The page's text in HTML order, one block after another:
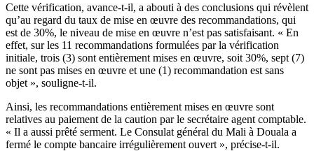
Cette vérification, avance-t-il, a abouti à des conclusions qui révèlent
qu’au regard du taux de mise en œuvre des recommandations, qui
est de 30%, le niveau de mise en œuvre n’est pas satisfaisant. « En
effet, sur les 11 recommandations formulées par la vérification
initiale, trois (3) sont entièrement mises en œuvre, soit 30%, sept (7)
ne sont pas mises en œuvre et une (1) recommandation est sans
objet », souligne-t-il.
Ainsi, les recommandations entièrement mises en œuvre sont
relatives au paiement de la caution par le secrétaire agent comptable.
« Il a aussi prêté serment. Le Consulat général du Mali à Douala a
fermé le compte bancaire irrégulièrement ouvert », précise-t-il.